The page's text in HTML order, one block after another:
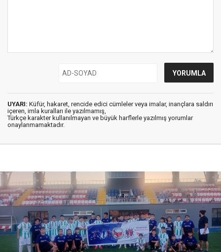
UYARI: Küfür, hakaret, rencide edici cümleler veya imalar, inançlara saldırı
içeren, imla kuralları ile yazılmamış,
Türkçe karakter kullanılmayan ve büyük harflerle yazılmış yorumlar
onaylanmamaktadır.